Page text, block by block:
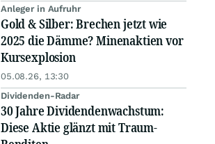
Anleger in Aufruhr
Gold & Silber: Brechen jetzt wie
2025 die Dämme? Minenaktien vor
Kursexplosion
05.08.26, 13:30
Dividenden-Radar
30 Jahre Dividendenwachstum:
Diese Aktie glänzt mit Traum-